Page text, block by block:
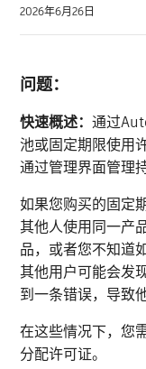
2026年6月26日
问题：
快速概述：通过
池或固定期限使用
通过管理界面管理
如果您购买的固定
其他人使用同一产
品，或者您不知道
其他用户可能会发
到一条错误，导致
在这些情况下，您
分配许可证。